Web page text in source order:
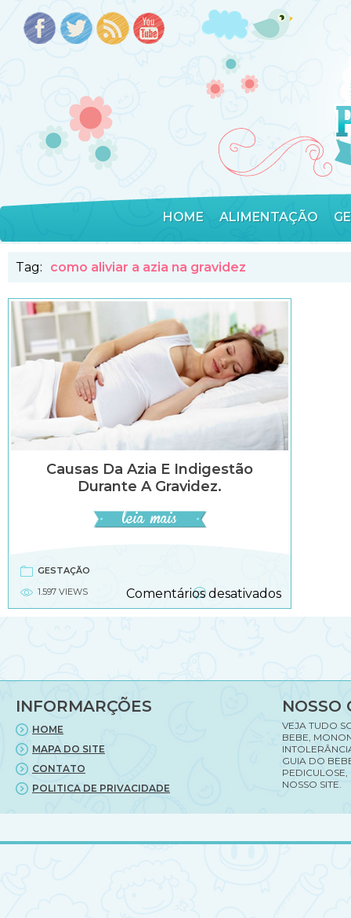
HOME ALIMENTAÇÃO
Tag: como aliviar a azia na gravidez
Causas Da Azia E Indigestão
Durante A Gravidez.
GESTAÇÃO
1.597 VIEWS
Comentários desativadosem
Causas
durante
a
gravidez.
INFORMARÇÕES
HOME
MAPA DO SITE
CONTATO
POLITICA DE PRIVACIDADE
NOSSO
VEJA TUDO
BEBE,
GUIA DO
PEDICULOSE,
NOSSO SITE.